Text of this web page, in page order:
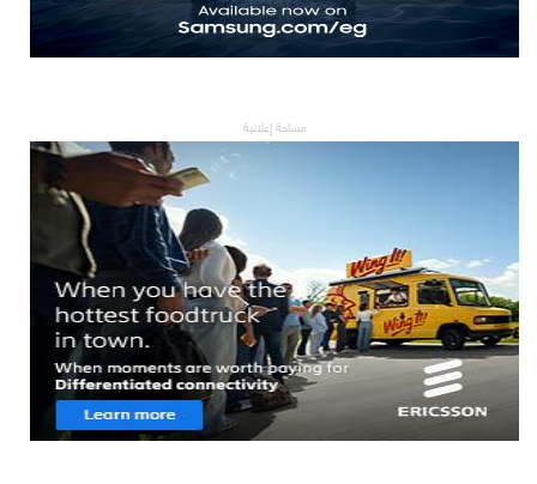
مساحة إعلانية